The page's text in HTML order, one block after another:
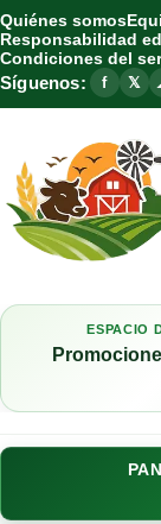
Quiénes somos
Responsabilidad
Condiciones del
Síguenos: f 𝕏
ESPACIO